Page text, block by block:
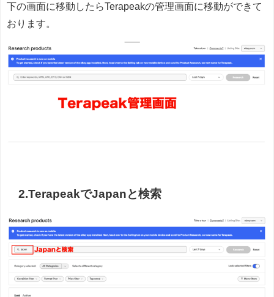
下の画面に移動したらTerapeakの管理画面に移動ができて
おります。
2.TerapeakでJapanと検索